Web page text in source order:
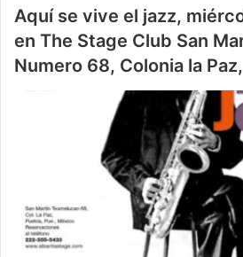
Aquí se vive el jazz,
en The Stage Club San
Numero 68, Colonia la